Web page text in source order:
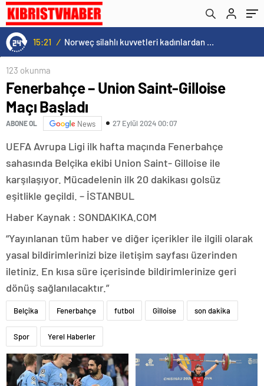
15:21 / Norweç silahlı kuvvetleri kadınlardan oluşan özel kuvvetler eğitimlerini başlattı.
123 okunma
Fenerbahçe – Union Saint-Gilloise
Maçı Başladı
ABONE OL News 27 Eylül 2024 00:07
UEFA Avrupa Ligi ilk hafta maçında Fenerbahçe
sahasında Belçika ekibi Union Saint- Gilloise ile
karşılaşıyor. Mücadelenin ilk 20 dakikası golsüz
eşitlikle geçildi. – İSTANBUL
Haber Kaynak : SONDAKIKA.COM
“Yayınlanan tüm haber ve diğer içerikler ile ilgili olarak
yasal bildirimlerinizi bize iletişim sayfası üzerinden
iletiniz. En kısa süre içerisinde bildirimlerinize geri
dönüş sağlanılacaktır.”
Belçika Fenerbahçe futbol Gilloise son dakika
Spor Yerel Haberler